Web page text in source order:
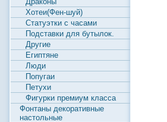
Хотеи(Фен-шуй)
Статуэтки с часами
Подставки для бутылок.
Другие
Египтяне
Люди
Попугаи
Петухи
Фигурки премиум класса
Фонтаны декоративные
настольные